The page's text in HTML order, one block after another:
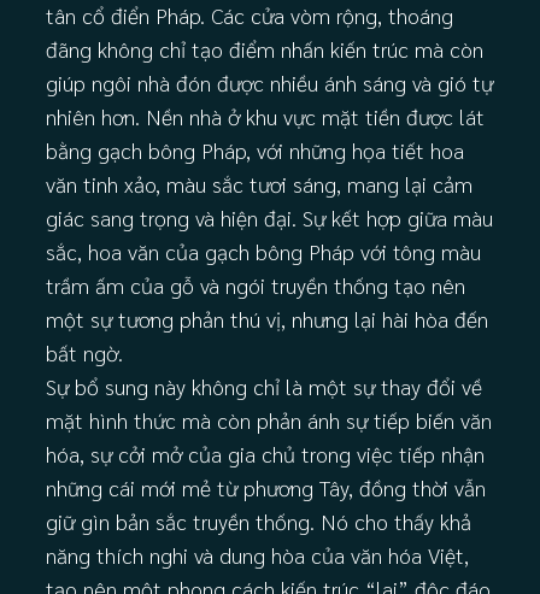
tân cổ điển Pháp. Các cửa vòm rộng, thoáng
đãng không chỉ tạo điểm nhấn kiến trúc mà còn
giúp ngôi nhà đón được nhiều ánh sáng và gió tự
nhiên hơn. Nền nhà ở khu vực mặt tiền được lát
bằng gạch bông Pháp, với những họa tiết hoa
văn tinh xảo, màu sắc tươi sáng, mang lại cảm
giác sang trọng và hiện đại. Sự kết hợp giữa màu
sắc, hoa văn của gạch bông Pháp với tông màu
trầm ấm của gỗ và ngói truyền thống tạo nên
một sự tương phản thú vị, nhưng lại hài hòa đến
bất ngờ.
Sự bổ sung này không chỉ là một sự thay đổi về
mặt hình thức mà còn phản ánh sự tiếp biến văn
hóa, sự cởi mở của gia chủ trong việc tiếp nhận
những cái mới mẻ từ phương Tây, đồng thời vẫn
giữ gìn bản sắc truyền thống. Nó cho thấy khả
năng thích nghi và dung hòa của văn hóa Việt,